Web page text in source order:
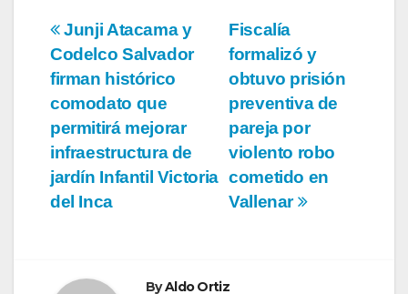
Navegación
de
entradas
Fiscalía
formalizó y
obtuvo prisión
preventiva de
pareja por
violento robo
cometido en
Vallenar
Junji Atacama y
Codelco Salvador
firman histórico
comodato que
permitirá mejorar
infraestructura de
jardín Infantil Victoria
del Inca
ByAldo Ortiz